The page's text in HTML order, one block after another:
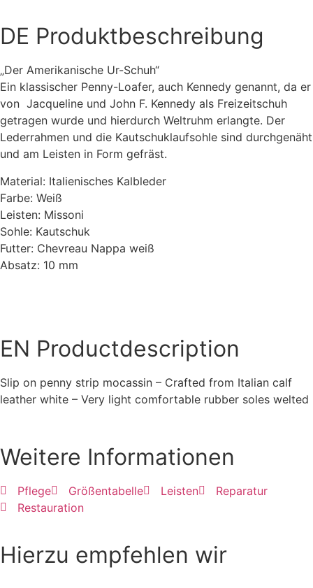
DE Produktbeschreibung
„Der Amerikanische Ur-Schuh“
Ein klassischer Penny-Loafer, auch Kennedy genannt, da er
von Jacqueline und John F. Kennedy als Freizeitschuh
getragen wurde und hierdurch Weltruhm erlangte. Der
Lederrahmen und die Kautschuklaufsohle sind durchgenäht
und am Leisten in Form gefräst.
Material: Italienisches Kalbleder
Farbe: Weiß
Leisten: Missoni
Sohle: Kautschuk
Futter: Chevreau Nappa weiß
Absatz: 10 mm
EN Productdescription
Slip on penny strip mocassin – Crafted from Italian calf
leather white – Very light comfortable rubber soles welted
Weitere Informationen
Pflege Größentabelle Leisten
Reparatur
Restauration
Hierzu empfehlen wir